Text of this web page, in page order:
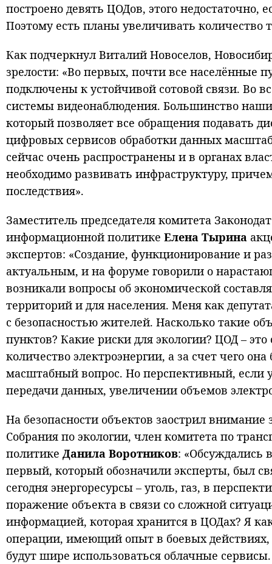
построено девять ЦОДов, этого
Поэтому есть планы увеличивать количество
Как подчеркнул Виталий Новоселов,
зрелости: «Во первых, почти все населённые
подключены к устойчивой сотовой связи. Во
системы видеонаблюдения. Большинство
который позволяет все обращения подавать
цифровых сервисов обработки данных
сейчас очень распространены и в органах
необходимо развивать инфраструктуру,
последствия».
Заместитель председателя комитета
информационной политике Елена Тырина
экспертов: «Создание, функционирование и
актуальным, и на форуме говорили о
возникали вопросы об экономической
территорий и для населения. Меня как
с безопасностью жителей. Насколько такие
пунктов? Какие риски для экологии? ЦОД –
количество электроэнергии, а за счет чего
масштабный вопрос. Но перспективный, если
передачи данных, увеличении объемов
На безопасности объектов заострил внимание
Собрания по экологии, член комитета по
политике Данила Воротников: «Обсуждались
первый, который обозначили эксперты, был
сегодня энергоресурсы – уголь, газ, в
поражение объекта в связи со сложной
информацией, которая хранится в ЦОДах? Я
операции, имеющий опыт в боевых
будут шире использоваться облачные